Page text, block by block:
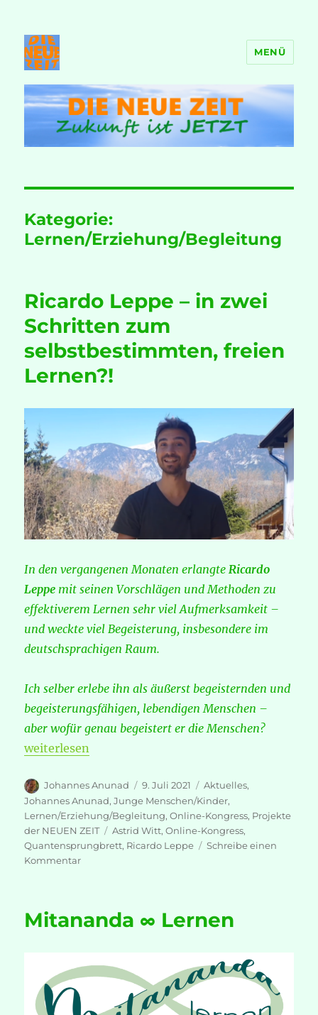
DIE NEUE ZEIT
MENÜ
Kategorie:
Lernen/Erziehung/Begleitung
Ricardo Leppe – in zwei
Schritten zum
selbstbestimmten, freien
Lernen?!
In den vergangenen Monaten erlangteRicardo
Leppe mit seinen Vorschlägen und Methoden zu
effektiverem Lernen sehr viel Aufmerksamkeit –
und weckte viel Begeisterung, insbesondere im
deutschsprachigen Raum.
Ich selber erlebe ihn als äußerst begeisternden und
begeisterungsfähigen, lebendigen Menschen –
aber wofür genau begeistert er die Menschen?
„Ricardo Leppe – in zwei Schritten zum
weiterlesen
Autor
Johannes Anunad
Veröffentlicht
am
9. Juli 2021 Kategorien
Aktuelles,
Johannes Anunad,Junge Menschen/Kinder,
Lernen/Erziehung/Begleitung,Online-Kongress, Projekte
der NEUEN ZEIT
Schlagwörter
Astrid Witt,Online-Kongress,
Quantensprungbrett, Ricardo Leppe
Schreibe einen
Kommentarzu
in
zum
selbstbestimmten,
Lernen?!
Mitananda ∞ Lernen